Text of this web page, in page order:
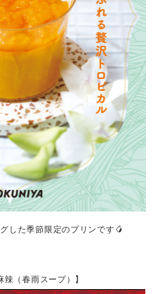
した季節限定のプリンです🥭
辣（春雨スープ）】